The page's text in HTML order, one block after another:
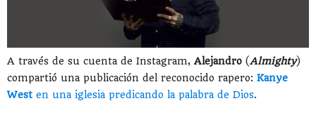
A través de su cuenta de Instagram, Alejandro (Almighty)
compartió una publicación del reconocido rapero: Kanye
West en una iglesia predicando la palabra de Dios.